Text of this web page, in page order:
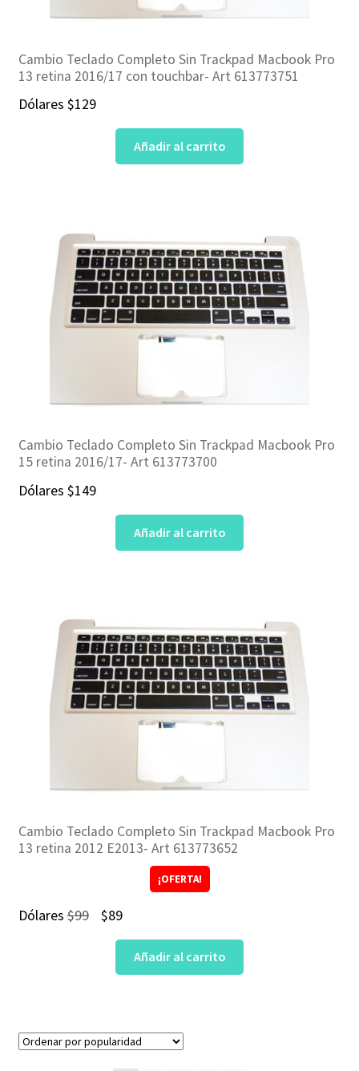
Cambio Teclado Completo Sin Trackpad Macbook Pro
13 retina 2016/17 con touchbar- Art 613773751
Dólares $129
Añadir al carrito
Cambio Teclado Completo Sin Trackpad Macbook Pro
15 retina 2016/17- Art 613773700
Dólares $149
Añadir al carrito
Cambio Teclado Completo Sin Trackpad Macbook Pro
13 retina 2012 E2013- Art 613773652
¡OFERTA!
Dólares$99
El
precio
original
$89El
precio
actual
Añadir al carrito